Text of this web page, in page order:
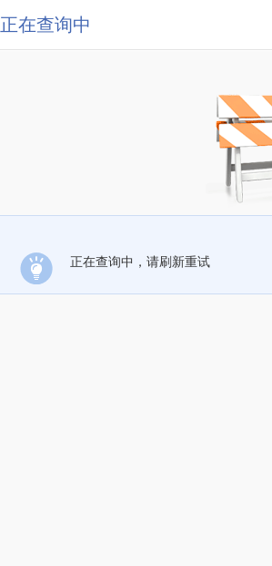
正在查询中
正在查询中，请刷新重试